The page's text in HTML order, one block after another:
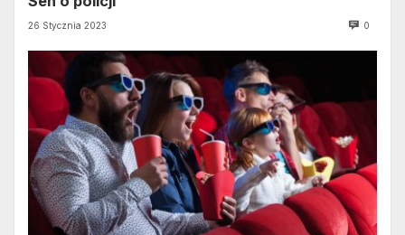
26 Stycznia 2023 0